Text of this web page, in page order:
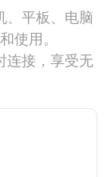
、平板、电脑
使用。
连接，享受无